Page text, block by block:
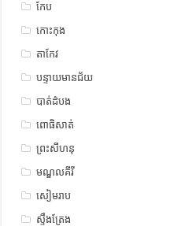
កែប
កោះកុង
តាកែវ
បន្ទាយមានជ័យ
បាត់ដំបង
ពោធិសាត់
ព្រះសីហនុ
មណ្ឌលគីរី
សៀមរាប
ស្ទឹង​​ត្រែង